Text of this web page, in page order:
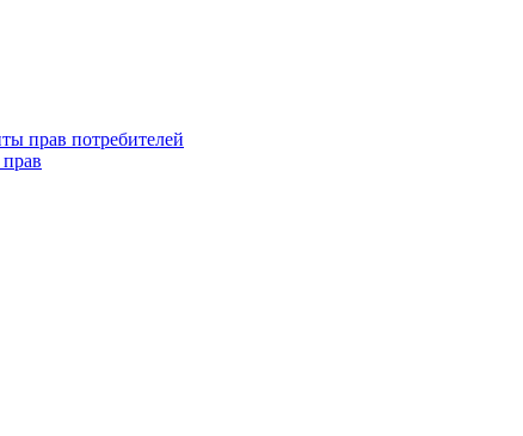
прав потребителей